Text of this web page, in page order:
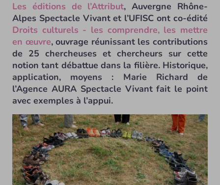
Les éditions de l’Attribut, Auvergne Rhône-
Alpes Spectacle Vivant et l’UFISC ont co-édité
Droits culturels - les comprendre, les mettre
en œuvre, ouvrage réunissant les contributions
de 25 chercheuses et chercheurs sur cette
notion tant débattue dans la filière. Historique,
application, moyens : Marie Richard de
l’Agence AURA Spectacle Vivant fait le point
avec exemples à l’appui.